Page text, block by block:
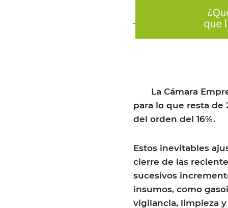
La Cámara
para lo que resta de
del orden del 16%.
Estos inevitables
cierre de las
sucesivos
insumos, como
vigilancia, limpieza